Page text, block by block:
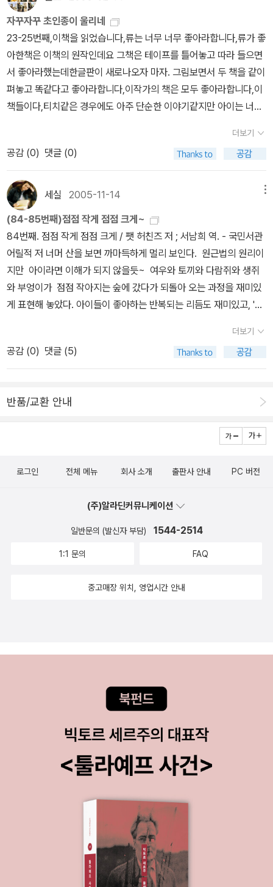
팀과 죽어라 마실듯.다음주 토요일. 박사시험. 시험본 사람들과 죽어
라 마실듯.드디어 다음주에는 80kg 대 돌파?.... 설마.... 아. 내일은
박사 면접. 9시반부터. 쩝.
자꾸자꾸 초인종이 울리네
23-25번째,이책을 읽었습니다,류는 너무 너무 좋아라합니다,류가 좋
아한책은 이책의 원작인데요 그책은 테이프를 틀어놓고 따라 들으면
서 좋아라했는데한글판이 새로나오자 마자. 그림보면서 두 책을 같이
펴놓고 똑같다고 좋아라합니다,이작가의 책은 모두 좋아라합니다,이
책들이다,티치같은 경우에도 아주 단순한 이야기같지만 아이는 너무
는 너무넘 좋아라한다,요즘 글씨를 한자한자 배워가면서 이렇게 단순
한 책들은 혼자 보면서 읽고 싶어한다,그리고 저기 두책은 그동안 보
아오던 그림이랑은 차이가 있지만 그래도 자주 본다,,재미있다고 한
다,동시집입니다,요즘 제가 동시가 너무 좋습니다,시란것이 너무너무
재미있더라구요,그냥 느낌을 적었는데 그것이 어찌 그리 마음속에 쏙
와닿는지,,아주 재미있는 동시집입니다,검은고양이 네로네로라는 노
래가 생각나게 하는 책입니다,그런데 제가 고양이를 좋아라하지 않아
서요,왜 고양이는 영물이라고 하지 않나요,저는 정말로 고양이가 싫
습니다,만일 음식물쓰레기를 버리러 갔는데그곳에 고양이가 있으면
그냥 돌아올정도입니다,이책속에 네로는 영물이 맞습니다,음,,검은털
을 가진 네로 그것도 우리가 말하는 소위재수없는날 태어난 네로,그
더보기
공감 (0) 댓글 (0)
세실 2005-11-14
(84-85번째)점점 작게 점점 크게~
84번째. 점점 작게 점점 크게 / 팻 허친즈 저 ; 서남희 역. - 국민서관
어릴적 저 너머 산을 보면 까마득하게 멀리 보인다. 원근법의 원리이
지만 아이라면 이해가 되지 않을듯~ 여우와 토끼와 다람쥐와 생쥐
와 부엉이가 점점 작아지는 숲에 갔다가 되돌아 오는 과정을 재미있
게 표현해 놓았다. 아이들이 좋아하는 반복되는 리듬도 재미있고, '불
엄마, 놀다 올게요! / 팻 허친즈 저 ; 서남희 역. - 국민서관 언뜻 <엄
마 잃은 아기참새>가 떠오른다. 그 책은 분위기가 좀 우울했는데, 이
책은 친구들이 여럿이 다닌거라 그런지 참 밝다. 돼지랑 양이랑 송아
~~~ 어릴때는 이렇게 친구들과 어울려서 뛰어놀아야 하는데, 갑
더보기
공감 (0) 댓글 (5)
반품/교환 안내
로그인 전체 메뉴 회사 소개 출판사 안내 PC 버전
(주)알라딘커뮤니케이션
일반문의 (발신자 부담) 1544-2514
1:1 문의 FAQ
중고매장 위치, 영업시간 안내